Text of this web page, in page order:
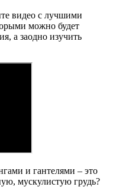
видео с лучшими
можно будет
а заодно изучить
и гантелями – это
мускулистую грудь?